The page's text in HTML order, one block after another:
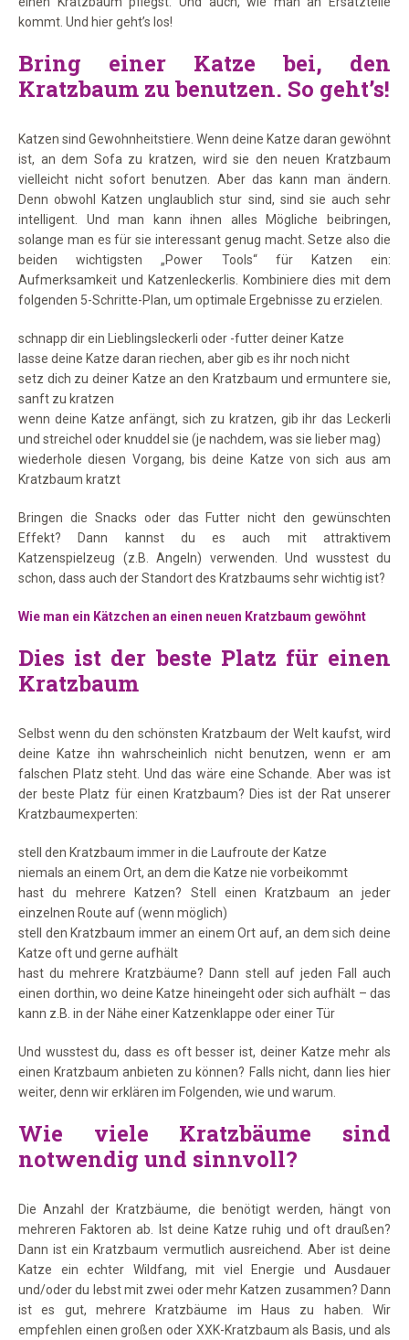
kommt. Und hier geht’s los!
Bring einer Katze bei, den
Kratzbaum zu benutzen. So geht’s!
Katzen sind Gewohnheitstiere. Wenn deine Katze daran gewöhnt
ist, an dem Sofa zu kratzen, wird sie den neuen Kratzbaum
vielleicht nicht sofort benutzen. Aber das kann man ändern.
Denn obwohl Katzen unglaublich stur sind, sind sie auch sehr
intelligent. Und man kann ihnen alles Mögliche beibringen,
solange man es für sie interessant genug macht. Setze also die
beiden wichtigsten „Power Tools“ für Katzen ein:
Aufmerksamkeit und Katzenleckerlis. Kombiniere dies mit dem
folgenden 5-Schritte-Plan, um optimale Ergebnisse zu erzielen.
schnapp dir ein Lieblingsleckerli oder -futter deiner Katze
lasse deine Katze daran riechen, aber gib es ihr noch nicht
setz dich zu deiner Katze an den Kratzbaum und ermuntere sie,
sanft zu kratzen
wenn deine Katze anfängt, sich zu kratzen, gib ihr das Leckerli
und streichel oder knuddel sie (je nachdem, was sie lieber mag)
wiederhole diesen Vorgang, bis deine Katze von sich aus am
Kratzbaum kratzt
Bringen die Snacks oder das Futter nicht den gewünschten
Effekt? Dann kannst du es auch mit attraktivem
Katzenspielzeug (z.B. Angeln) verwenden. Und wusstest du
schon, dass auch der Standort des Kratzbaums sehr wichtig ist?
Wie man ein Kätzchen an einen neuen Kratzbaum gewöhnt
Dies ist der beste Platz für einen
Kratzbaum
Selbst wenn du den schönsten Kratzbaum der Welt kaufst, wird
deine Katze ihn wahrscheinlich nicht benutzen, wenn er am
falschen Platz steht. Und das wäre eine Schande. Aber was ist
der beste Platz für einen Kratzbaum? Dies ist der Rat unserer
Kratzbaumexperten:
stell den Kratzbaum immer in die Laufroute der Katze
niemals an einem Ort, an dem die Katze nie vorbeikommt
hast du mehrere Katzen? Stell einen Kratzbaum an jeder
einzelnen Route auf (wenn möglich)
stell den Kratzbaum immer an einem Ort auf, an dem sich deine
Katze oft und gerne aufhält
hast du mehrere Kratzbäume? Dann stell auf jeden Fall auch
einen dorthin, wo deine Katze hineingeht oder sich aufhält – das
kann z.B. in der Nähe einer Katzenklappe oder einer Tür
Und wusstest du, dass es oft besser ist, deiner Katze mehr als
einen Kratzbaum anbieten zu können? Falls nicht, dann lies hier
weiter, denn wir erklären im Folgenden, wie und warum.
Wie viele Kratzbäume sind
notwendig und sinnvoll?
Die Anzahl der Kratzbäume, die benötigt werden, hängt von
mehreren Faktoren ab. Ist deine Katze ruhig und oft draußen?
Dann ist ein Kratzbaum vermutlich ausreichend. Aber ist deine
Katze ein echter Wildfang, mit viel Energie und Ausdauer
und/oder du lebst mit zwei oder mehr Katzen zusammen? Dann
ist es gut, mehrere Kratzbäume im Haus zu haben. Wir
empfehlen einen großen oder XXK-Kratzbaum als Basis, und als